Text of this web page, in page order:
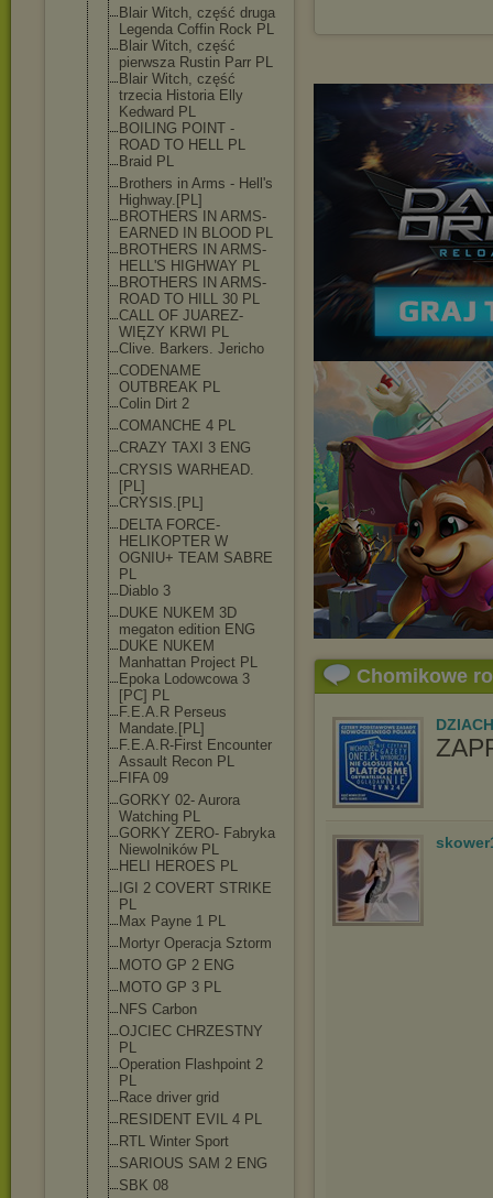
Blair Witch, część druga
Legenda Coffin Rock PL
Blair Witch, część
pierwsza Rustin Parr PL
Blair Witch, część
trzecia Historia Elly
Kedward PL
BOILING POINT -
ROAD TO HELL PL
Braid PL
Brothers in Arms - Hell's
Highway.[PL]
BROTHERS IN ARMS-
EARNED IN BLOOD PL
BROTHERS IN ARMS-
HELL'S HIGHWAY PL
BROTHERS IN ARMS-
ROAD TO HILL 30 PL
CALL OF JUAREZ-
WIĘZY KRWI PL
Clive. Barkers. Jericho
CODENAME
OUTBREAK PL
Colin Dirt 2
COMANCHE 4 PL
CRAZY TAXI 3 ENG
CRYSIS WARHEAD.
[PL]
CRYSIS.[PL]
DELTA FORCE-
HELIKOPTER W
OGNIU+ TEAM SABRE
PL
Diablo 3
DUKE NUKEM 3D
megaton edition ENG
DUKE NUKEM
Manhattan Project PL
Epoka Lodowcowa 3
[PC] PL
F.E.A.R Perseus
Mandate.[PL]
F.E.A.R-First Encounter
Assault Recon PL
FIFA 09
GORKY 02- Aurora
Watching PL
GORKY ZERO- Fabryka
Niewolników PL
HELI HEROES PL
IGI 2 COVERT STRIKE
PL
Max Payne 1 PL
Mortyr Operacja Sztorm
MOTO GP 2 ENG
MOTO GP 3 PL
NFS Carbon
OJCIEC CHRZESTNY
PL
Operation Flashpoint 2
PL
Race driver grid
RESIDENT EVIL 4 PL
RTL Winter Sport
SARIOUS SAM 2 ENG
SBK 08
Chomikowe